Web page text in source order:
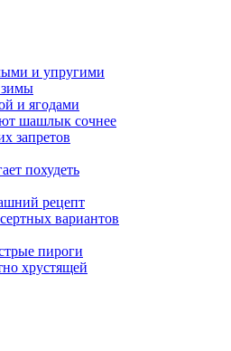
и упругими
зимы
и ягодами
шашлык сочнее
запретов
похудеть
рецепт
вариантов
пироги
хрустящей